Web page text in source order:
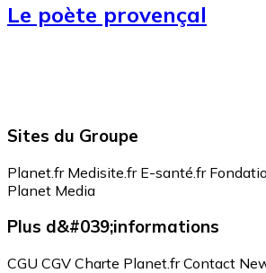
Le poète provençal
Sites du Groupe
Planet.fr Medisite.fr E-santé.fr
Planet Media
Plus d&#039;informations
CGU CGV Charte Planet.fr Contact